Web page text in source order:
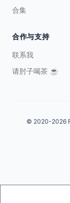
合集
合作与支持
联系我
请肘子喝茶 ☕️
© 2020-2026